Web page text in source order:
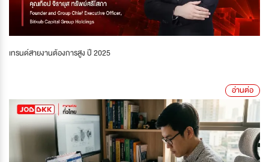
เทรนด์สายงานต้องการสูง ปี 2025
อ่านต่อ